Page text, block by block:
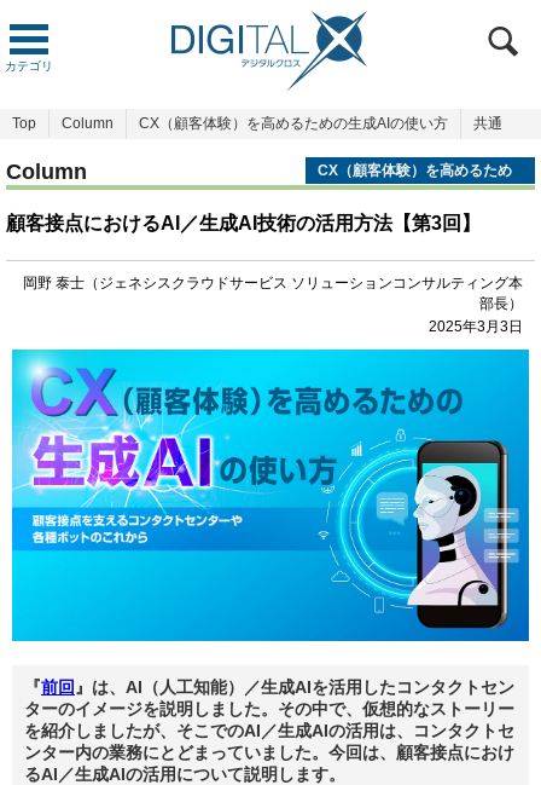
カテゴリ
Top Column CX（顧客体験）を高めるための生成AIの使い方 共通
Column
CX（顧客体験）を高めるため
の生成AIの使い方
顧客接点におけるAI／生成AI技術の活用方法【第3回】
岡野 泰士（ジェネシスクラウドサービス ソリューションコンサルティング本
部長）
2025年3月3日
『前回 』は、AI（人工知能）／生成AIを活用したコンタクトセン
ターのイメージを説明しました。その中で、仮想的なストーリー
を紹介しましたが、そこでのAI／生成AIの活用は、コンタクトセ
ンター内の業務にとどまっていました。今回は、顧客接点におけ
るAI／生成AIの活用について説明します。